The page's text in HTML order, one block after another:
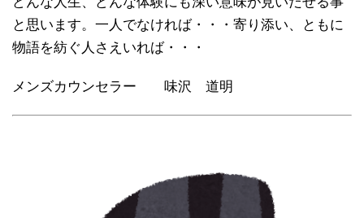
と思います。一人でなければ・・・寄り添い、ともに
物語を紡ぐ人さえいれば・・・
メンズカウンセラー 味沢 道明